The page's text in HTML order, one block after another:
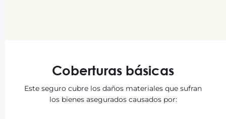
Coberturas básicas
Este seguro cubre los daños materiales que sufran
los bienes asegurados causados por: